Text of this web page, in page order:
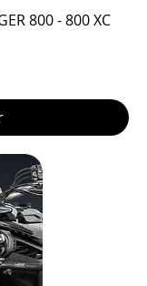
800 - 800 XC